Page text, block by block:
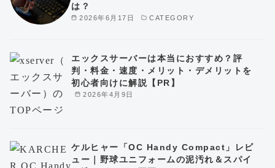
2026年6月17日 CATEGORY
は？
2026年4月9日
エックスサーバーは本当におすすめ？評
判・料金・速度・メリット・デメリットを
初心者向けに解説【PR】
ケルヒャー「OC Handy Compact」レビ
ュー｜野球ユニフォームの泥汚れ＆スパイ